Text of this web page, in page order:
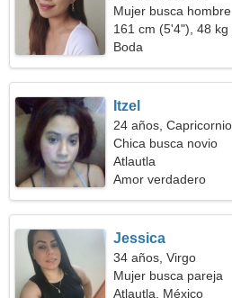
Mujer busca hombre
161 cm (5'4"), 48 kg
Boda
Itzel
24 años, Capricornio
Chica busca novio
Atlautla
Amor verdadero
Jessica
34 años, Virgo
Mujer busca pareja
Atlautla, México